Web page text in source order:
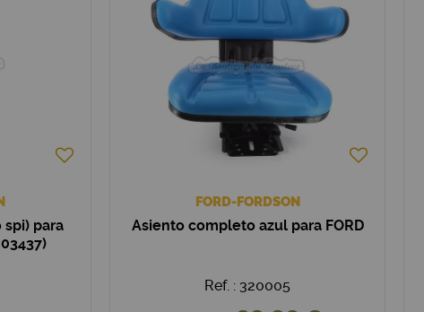
para
FORD-FORDSON
Asiento completo azul para FORD
Ref. : 320005